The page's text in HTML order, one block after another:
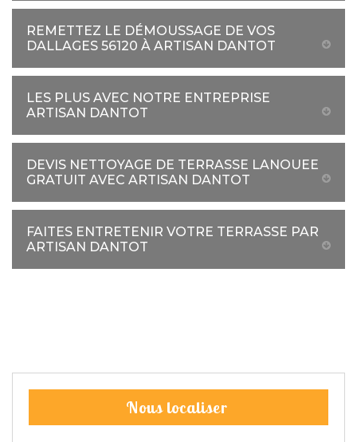
REMETTEZ LE DÉMOUSSAGE DE VOS
DALLAGES 56120 À ARTISAN DANTOT
LES PLUS AVEC NOTRE ENTREPRISE
ARTISAN DANTOT
DEVIS NETTOYAGE DE TERRASSE LANOUEE
GRATUIT AVEC ARTISAN DANTOT
FAITES ENTRETENIR VOTRE TERRASSE PAR
ARTISAN DANTOT
Nous localiser